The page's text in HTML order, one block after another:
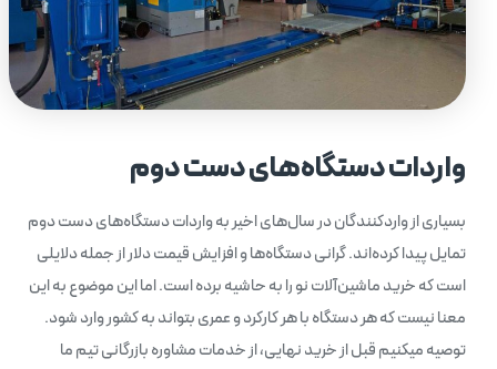
واردات دستگاه‌های دست دوم
بسیاری از واردکنندگان در سال‌های اخیر به واردات دستگاه‌های دست دوم
تمایل پیدا کرده‌اند. گرانی دستگاه‌ها و افزایش قیمت دلار از جمله دلایلی
است که خرید ماشین‌آلات نو را به حاشیه برده است. اما این موضوع به این
معنا نیست که هر دستگاه با هر کارکرد و عمری بتواند به کشور وارد شود.
توصیه میکنیم قبل از خرید نهایی، از خدمات مشاوره بازرگانی تیم ما